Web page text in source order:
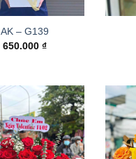
AK – G139
650.000₫